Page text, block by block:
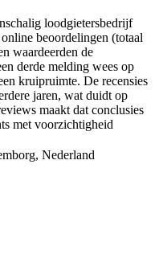
loodgietersbedrijf
beoordelingen (totaal
waardeerden de
derde melding wees op
kruipruimte. De recensies
jaren, wat duidt op
maakt dat conclusies
met voorzichtigheid
Nederland